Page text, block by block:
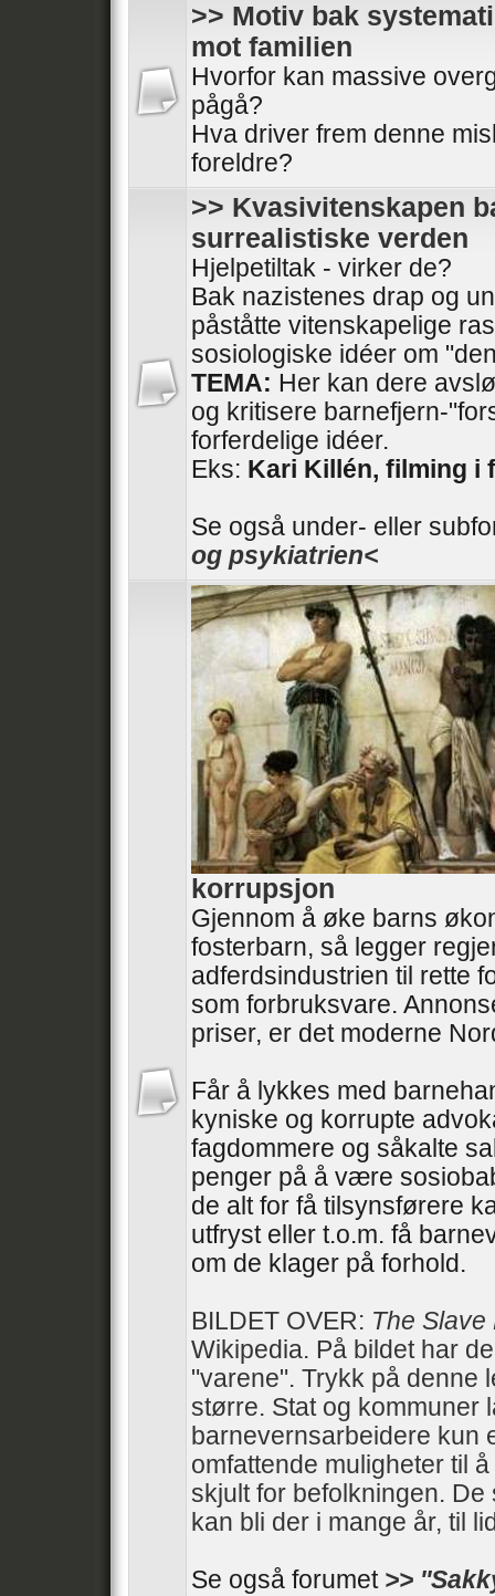
>> Motiv bak
mot familien
Hvorfor kan massive
pågå?
Hva driver frem denne
foreldre?
>> Kvasivitenskapen
surrealistiske verden
Hjelpetiltak - virker de?
Bak nazistenes drap og
påståtte vitenskapelige
sosiologiske idéer om
TEMA: Her kan dere
og kritisere barnefjern-
forferdelige idéer.
Eks: Kari Killén, filming i
Se også under- eller
og psykiatrien<
korrupsjon
Gjennom å øke barns
fosterbarn, så legger
adferdsindustrien til rette
som forbruksvare.
priser, er det moderne
Får å lykkes med
kyniske og korrupte
fagdommere og såkalte
penger på å være
de alt for få tilsynsførere
utfryst eller t.o.m. få
om de klager på forhold.
BILDET OVER: The Slave
Wikipedia. På bildet har
"varene". Trykk på denne
større. Stat og kommuner
barnevernsarbeidere kun
omfattende muligheter til
skjult for befolkningen.
kan bli der i mange år, til
Se også forumet >>